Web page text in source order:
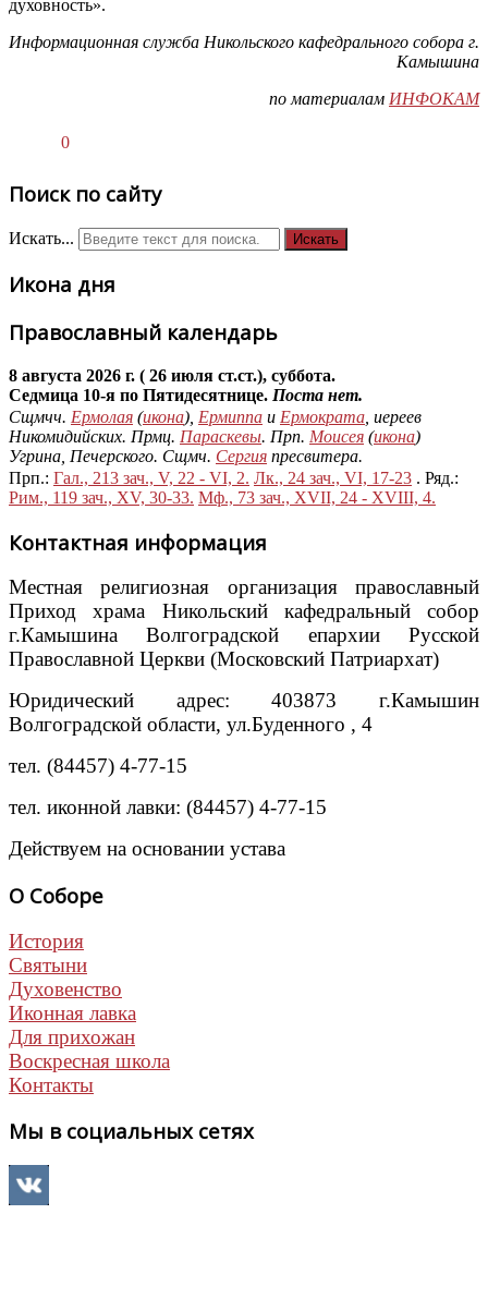
духовность».
Информационная служба Никольского кафедрального собора г.
Камышина
по материалам ИНФОКАМ
0
Поиск по сайту
Искать... Искать
Икона дня
Православный календарь
8 августа 2026 г. ( 26 июля ст.ст.), суббота.
Седмица 10-я по Пятидесятнице. Поста нет.
Сщмчч. Ермолая (икона), Ермиппа и Ермократа , иереев
Никомидийских. Прмц. Параскевы. Прп. Моисея (икона)
Угрина, Печерского. Сщмч. Сергия пресвитера.
Прп.: Гал., 213 зач., V, 22 - VI, 2. Лк., 24 зач., VI, 17-23 . Ряд.:
Рим., 119 зач., XV, 30-33. Мф., 73 зач., XVII, 24 - XVIII, 4.
Контактная информация
Местная религиозная организация православный
Приход храма Никольский кафедральный собор
г.Камышина Волгоградской епархии Русской
Православной Церкви (Московский Патриархат)
Юридический адрес: 403873 г.Камышин
Волгоградской области, ул.Буденного , 4
тел. (84457) 4-77-15
тел. иконной лавки: (84457) 4-77-15
Действуем на основании устава
О Соборе
История
Святыни
Духовенство
Иконная лавка
Для прихожан
Воскресная школа
Контакты
Мы в социальных сетях